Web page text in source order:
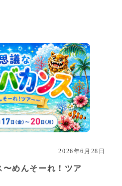
2026年6月28日
めんそーれ！ツア